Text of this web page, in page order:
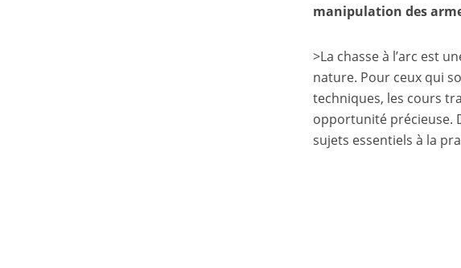
manipulation des
>La chasse à l’arc est
nature. Pour ceux qui
techniques, les cours
opportunité précieuse.
sujets essentiels à la